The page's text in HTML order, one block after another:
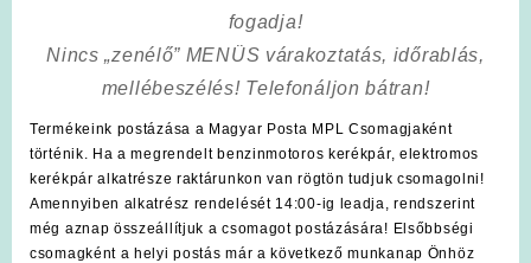
fogadja!
Nincs „zenélő” MENÜS várakoztatás, időrablás,
mellébeszélés! Telefonáljon bátran!
Termékeink postázása a Magyar Posta MPL Csomagjaként
történik. Ha a megrendelt benzinmotoros kerékpár, elektromos
kerékpár alkatrésze raktárunkon van rögtön tudjuk csomagolni!
Amennyiben alkatrész rendelését 14:00-ig leadja, rendszerint
még aznap összeállítjuk a csomagot postázására! Elsőbbségi
csomagként a helyi postás már a következő munkanap Önhöz